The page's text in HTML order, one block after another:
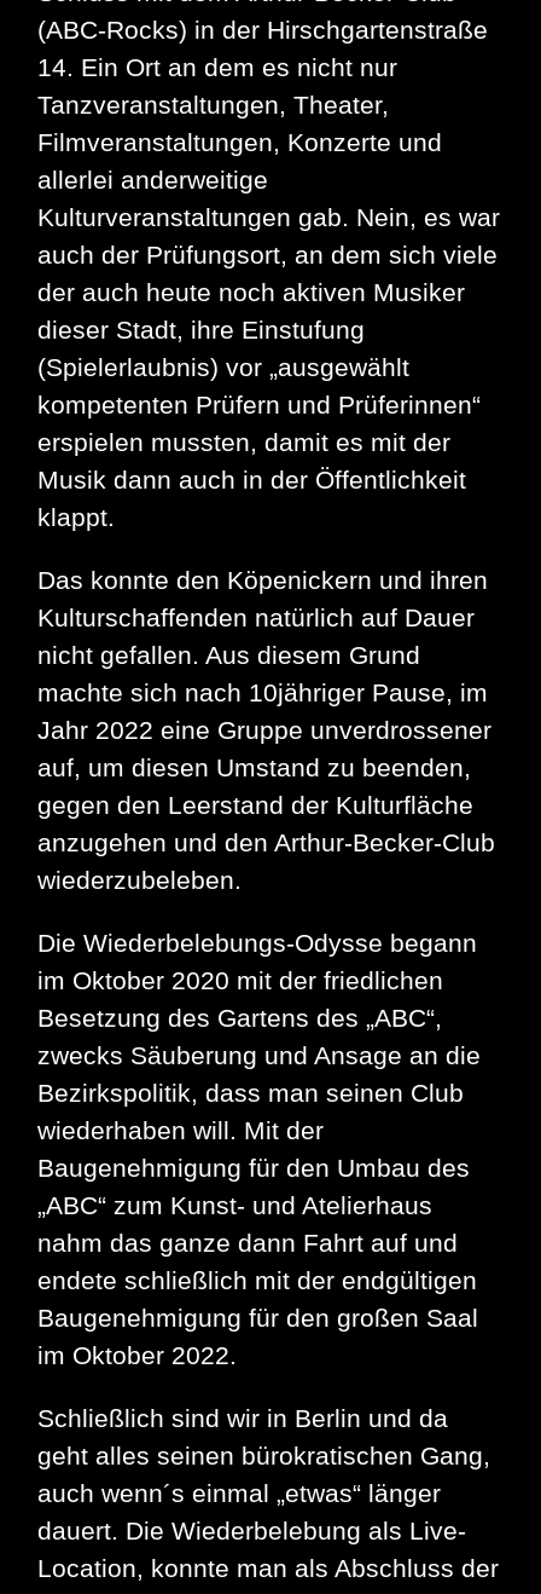
(ABC-Rocks) in der Hirschgartenstraße
14. Ein Ort an dem es nicht nur
Tanzveranstaltungen, Theater,
Filmveranstaltungen, Konzerte und
allerlei anderweitige
Kulturveranstaltungen gab. Nein, es war
auch der Prüfungsort, an dem sich viele
der auch heute noch aktiven Musiker
dieser Stadt, ihre Einstufung
(Spielerlaubnis) vor „ausgewählt
kompetenten Prüfern und Prüferinnen“
erspielen mussten, damit es mit der
Musik dann auch in der Öffentlichkeit
klappt.
Das konnte den Köpenickern und ihren
Kulturschaffenden natürlich auf Dauer
nicht gefallen. Aus diesem Grund
machte sich nach 10jähriger Pause, im
Jahr 2022 eine Gruppe unverdrossener
auf, um diesen Umstand zu beenden,
gegen den Leerstand der Kulturfläche
anzugehen und den Arthur-Becker-Club
wiederzubeleben.
Die Wiederbelebungs-Odysse begann
im Oktober 2020 mit der friedlichen
Besetzung des Gartens des „ABC“,
zwecks Säuberung und Ansage an die
Bezirkspolitik, dass man seinen Club
wiederhaben will. Mit der
Baugenehmigung für den Umbau des
„ABC“ zum Kunst- und Atelierhaus
nahm das ganze dann Fahrt auf und
endete schließlich mit der endgültigen
Baugenehmigung für den großen Saal
im Oktober 2022.
Schließlich sind wir in Berlin und da
geht alles seinen bürokratischen Gang,
auch wenn´s einmal „etwas“ länger
dauert. Die Wiederbelebung als Live-
Location, konnte man als Abschluss der